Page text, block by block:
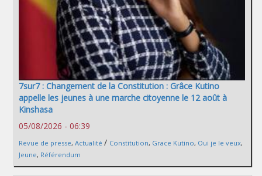
7sur7 : Changement de la Constitution : Grâce Kutino
appelle les jeunes à une marche citoyenne le 12 août à
Kinshasa
05/08/2026 - 06:39
Revue de presse, Actualité / Constitution, Grace Kutino, Oui je le veux,
Jeune, Référendum